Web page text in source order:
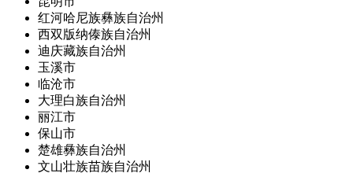
红河哈尼族彝族自治州
西双版纳傣族自治州
迪庆藏族自治州
玉溪市
临沧市
大理白族自治州
丽江市
保山市
楚雄彝族自治州
文山壮族苗族自治州